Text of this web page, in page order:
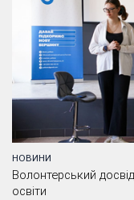
НОВИНИ
Волонтерський
освіти